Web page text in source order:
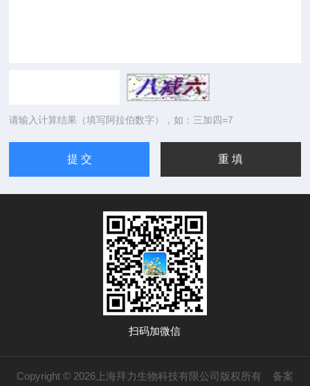
请输入计算结果（填写阿拉伯数字），如：三加四=7
扫码加微信
Copyright © 2026上海拜力生物科技有限公司版权所有 备案